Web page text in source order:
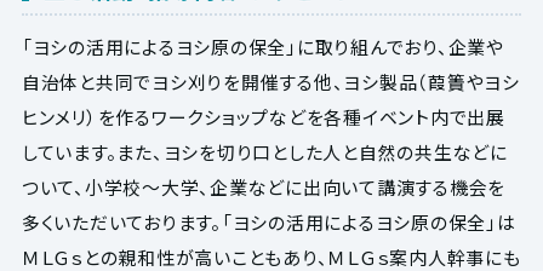
「ヨシの活用によるヨシ原の保全」に取り組んでおり、企業や
自治体と共同でヨシ刈りを開催する他、ヨシ製品（葭簀やヨシ
ヒンメリ）を作るワークショップなどを各種イベント内で出展
しています。また、ヨシを切り口とした人と自然の共生などに
ついて、小学校～大学、企業などに出向いて講演する機会を
多くいただいております。「ヨシの活用によるヨシ原の保全」は
ＭＬＧｓとの親和性が高いこともあり、ＭＬＧｓ案内人幹事にも